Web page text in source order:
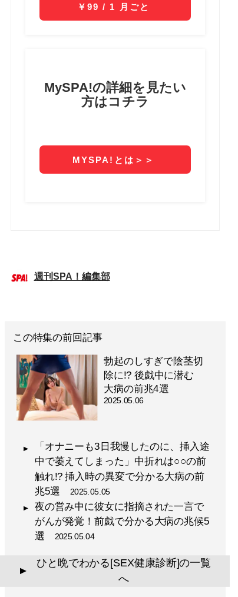
週刊SPA！編集部
この特集の前回記事
勃起のしすぎで陰茎切
除に!? 後戯中に潜む
大病の前兆4選
2025.05.06
「オナニーも3日我慢したのに、挿入途
中で萎えてしまった」中折れは○○の前
触れ!? 挿入時の異変で分かる大病の前
兆5選
2025.05.05
夜の営み中に彼女に指摘された一言で
がんが発覚！前戯で分かる大病の兆候5
選
2025.05.04
▲
ひと晩でわかる[SEX健康診断]の一覧
へ